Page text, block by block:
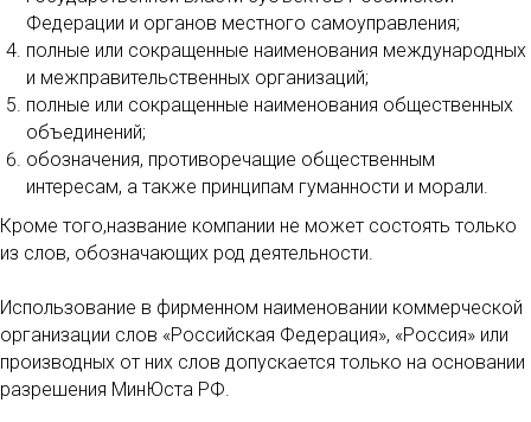
Федерации и органов местного самоуправления;
полные или сокращенные наименования международных
и межправительственных организаций;
полные или сокращенные наименования общественных
объединений;
обозначения, противоречащие общественным
интересам, а также принципам гуманности и морали.
Кроме того,название компании не может состоять только
из слов, обозначающих род деятельности.
Использование в фирменном наименовании коммерческой
организации слов «Российская Федерация», «Россия» или
производных от них слов допускается только на основании
разрешения МинЮста РФ.